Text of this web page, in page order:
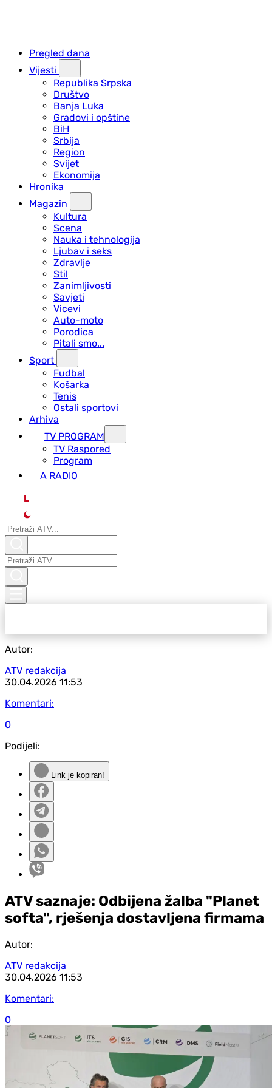
Pregled dana
Vijesti
Republika Srpska
Društvo
Banja Luka
Gradovi i opštine
BiH
Srbija
Region
Svijet
Ekonomija
Hronika
Magazin
Kultura
Scena
Nauka i tehnologija
Ljubav i seks
Zdravlje
Stil
Zanimljivosti
Savjeti
Vicevi
Auto-moto
Porodica
Pitali smo...
Sport
Fudbal
Košarka
Tenis
Ostali sportovi
Arhiva
TV PROGRAM
ТV Raspored
Program
A RADIO
L
Autor:
ATV redakcija
30.04.2026 11:53
Komentari:
0
Podijeli:
Link je kopiran!
ATV saznaje: Odbijena žalba "Planet
softa", rješenja dostavljena firmama
Autor:
ATV redakcija
30.04.2026 11:53
Komentari:
0